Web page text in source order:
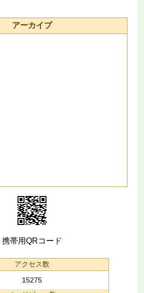
アーカイブ
携帯用QRコード
アクセス数
15275